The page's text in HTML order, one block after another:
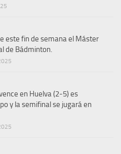
este fin de semana el Máster
de Bádminton.
en Huelva (2-5) es
y la semifinal se jugará en